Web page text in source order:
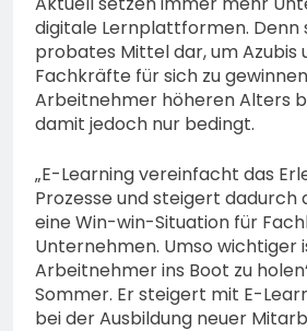
digitale Lernplattformen. Denn
probates Mittel dar, um Azubis
Fachkräfte für sich zu
Arbeitnehmer höheren Alters
damit jedoch nur bedingt.
„E-Learning vereinfacht das
Prozesse und steigert dadurch
eine Win-win-Situation für
Unternehmen. Umso wichtiger
Arbeitnehmer ins Boot zu
Sommer. Er steigert mit E-
bei der Ausbildung neuer